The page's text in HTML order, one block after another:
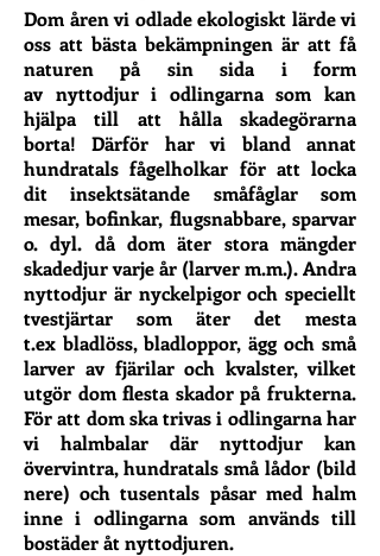
Dom åren vi odlade ekologiskt lärde vi
oss att bästa bekämpningen är att få
naturen på sin sida i form
av nyttodjur i odlingarna som kan
hjälpa till att hålla skadegörarna
borta! Därför har vi bland annat
hundratals fågelholkar för att locka
dit insektsätande småfåglar som
mesar, bofinkar, flugsnabbare, sparvar
o. dyl. då dom äter stora mängder
skadedjur varje år (larver m.m.). Andra
nyttodjur är nyckelpigor och speciellt
tvestjärtar som äter det mesta
t.ex bladlöss, bladloppor, ägg och små
larver av fjärilar och kvalster, vilket
utgör dom flesta skador på frukterna.
För att dom ska trivas i odlingarna har
vi halmbalar där nyttodjur kan
övervintra, hundratals små lådor (bild
nere) och tusentals påsar med halm
inne i odlingarna som används till
bostäder åt nyttodjuren.